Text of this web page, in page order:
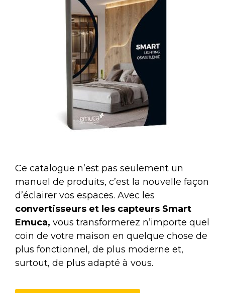
Ce catalogue n’est pas seulement un
manuel de produits, c’est la nouvelle façon
d’éclairer vos espaces. Avec les
convertisseurs et les capteurs Smart
Emuca, vous transformerez n’importe quel
coin de votre maison en quelque chose de
plus fonctionnel, de plus moderne et,
surtout, de plus adapté à vous.